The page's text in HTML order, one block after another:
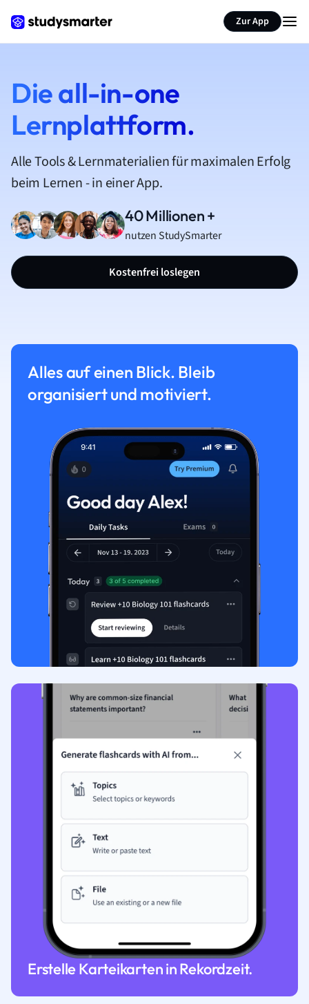
Zur App
Die all-in-one
Lernplattform.
Alle Tools & Lernmaterialien für maximalen Erfolg
beim Lernen - in einer App.
40 Millionen +
nutzen StudySmarter
Kostenfrei loslegen
Alles auf einen Blick. Bleib
organisiert und motiviert.
Erstelle Karteikarten in Rekordzeit.